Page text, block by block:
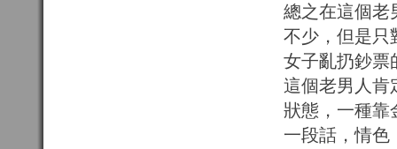
總之在這個老
不少，但是只
女子亂扔鈔票
這個老男人肯
狀態，一種靠
一段話，情色